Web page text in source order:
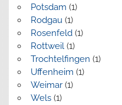
Potsdam (1)
Rodgau (1)
Rosenfeld(1)
Rottweil(1)
Trochtelfingen (1)
Uffenheim (1)
Weimar(1)
Wels(1)